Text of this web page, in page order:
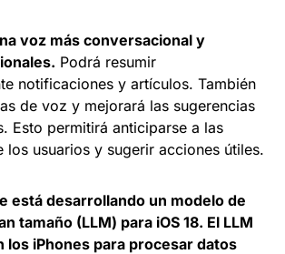
voz más conversacional y
Podrá resumir
notificaciones y artículos. También
de voz y mejorará las sugerencias
Esto permitirá anticiparse a las
los usuarios y sugerir acciones útiles.
está desarrollando un modelo de
tamaño (LLM) para iOS 18. El LLM
los iPhones para procesar datos